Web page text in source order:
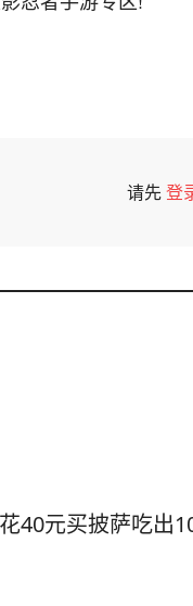
请先登
40元买披萨吃出